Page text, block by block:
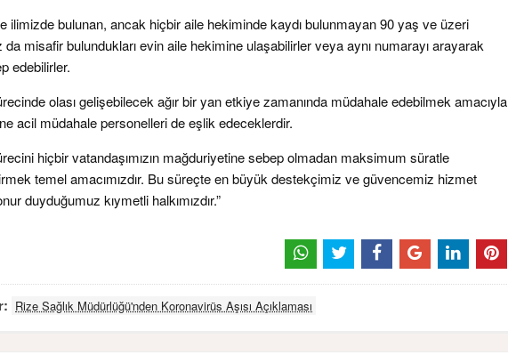
ilimizde bulunan, ancak hiçbir aile hekiminde kaydı bulunmayan 90 yaş ve üzeri
da misafir bulundukları evin aile hekimine ulaşabilirler veya aynı numarayı arayarak
edebilirler.
olası gelişebilecek ağır bir yan etkiye zamanında müdahale edebilmek amacıyla
acil müdahale personelleri de eşlik edeceklerdir.
hiçbir vatandaşımızın mağduriyetine sebep olmadan maksimum süratle
temel amacımızdır. Bu süreçte en büyük destekçimiz ve güvencemiz hizmet
duyduğumuz kıymetli halkımızdır.”
Rize Sağlık Müdürlüğü'nden Koronavirüs Aşısı Açıklaması